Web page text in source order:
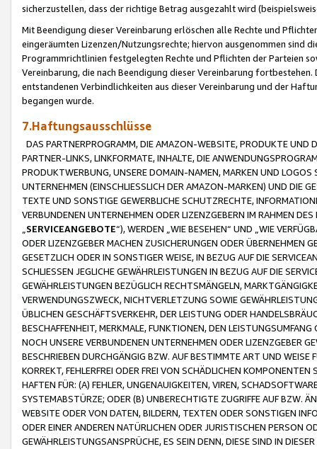
sicherzustellen, dass der richtige Betrag ausgezahlt wird
Mit Beendigung dieser Vereinbarung erlöschen alle Rechte und
eingeräumten Lizenzen/Nutzungsrechte; hiervon ausgenommen sind
Programmrichtlinien festgelegten Rechte und Pflichten der Parteien
Vereinbarung, die nach Beendigung dieser Vereinbarung
entstandenen Verbindlichkeiten aus dieser Vereinbarung und der
begangen wurde.
7.Haftungsausschlüsse
DAS PARTNERPROGRAMM, DIE AMAZON-WEBSITE, PRODUKTE UND
PARTNER-LINKS, LINKFORMATE, INHALTE, DIE
PRODUKTWERBUNG, UNSERE DOMAIN-NAMEN, MARKEN UND
UNTERNEHMEN (EINSCHLIESSLICH DER AMAZON-MARKEN) UND DIE
TEXTE UND SONSTIGE GEWERBLICHE SCHUTZRECHTE,
VERBUNDENEN UNTERNEHMEN ODER LIZENZGEBERN IM RAHMEN
SERVICEANGEBOTE“), WERDEN „WIE BESEHEN“ UND „WIE
ODER LIZENZGEBER MACHEN ZUSICHERUNGEN ODER ÜBERNEHMEN
GESETZLICH ODER IN SONSTIGER WEISE, IN BEZUG AUF DIE
SCHLIESSEN JEGLICHE GEWÄHRLEISTUNGEN IN BEZUG AUF DIE
GEWÄHRLEISTUNGEN BEZÜGLICH RECHTSMÄNGELN,
VERWENDUNGSZWECK, NICHTVERLETZUNG SOWIE
ÜBLICHEN GESCHÄFTSVERKEHR, DER LEISTUNG ODER
BESCHAFFENHEIT, MERKMALE, FUNKTIONEN, DEN
NOCH UNSERE VERBUNDENEN UNTERNEHMEN ODER LIZENZGEBER
BESCHRIEBEN DURCHGÄNGIG BZW. AUF BESTIMMTE ART UND
KORREKT, FEHLERFREI ODER FREI VON SCHÄDLICHEN
HAFTEN FÜR: (A) FEHLER, UNGENAUIGKEITEN, VIREN,
SYSTEMABSTÜRZE; ODER (B) UNBERECHTIGTE ZUGRIFFE AUF BZW.
WEBSITE ODER VON DATEN, BILDERN, TEXTEN ODER SONSTIGEN
ODER EINER ANDEREN NATÜRLICHEN ODER JURISTISCHEN PERSON
GEWÄHRLEISTUNGSANSPRÜCHE, ES SEIN DENN, DIESE SIND IN